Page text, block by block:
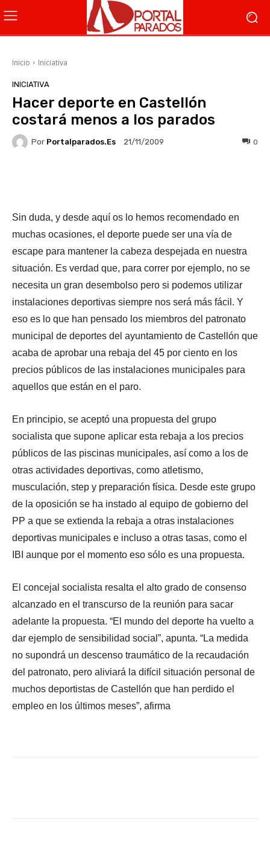
Inicio Iniciativa
INICIATIVA
Hacer deporte en Castellón
costará menos a los parados
Por Portalparados.es 21/11/2009 0
Sin duda, y desde aquí os lo hemos recomendado en
muchas ocasiones, el deporte puede ser una vía de
escape para mantener la cabeza despejada en nuestra
situación. Es verdad que, para correr por ejemplo, no se
necesita un gran desembolso pero si podemos utilizar
instalaciones deportivas siempre nos será más fácil. Y
eso es lo que han pensado los miembros del patronato
municipal de deportes del ayuntamiento de Castellón que
acaba de aprobar una rebaja del 45 por ciento en los
precios públicos de las instalaciones municipales para
aquellos que están en el paro.
En principio, se aceptó una propuesta del grupo
socialista que supone aplicar esta rebaja a los precios
públicos de las piscinas municipales, así como a los de
otras actividades deportivas, como atletismo,
musculación, step y preparación física. Desde este grupo
de la oposición se ha instado al equipo de gobierno del
PP a que se extienda la rebaja a otras instalaciones
deportivas municipales e incluso a otras tasas, como el
IBI aunque por el momento eso sólo es una propuesta.
El concejal socialista resalta el alto grado de consenso
alcanzado en el transcurso de la reunión para sacar
adelante la propuesta. “El mundo del deporte ha vuelto a
dar ejemplo de sensibilidad social”, apunta. “La medida
no supondrá un descenso traumático de la recaudación
del patronato, pero aliviará la difícil situación personal de
muchos deportistas de Castellón que han perdido el
empleo en los últimos meses”, afirma